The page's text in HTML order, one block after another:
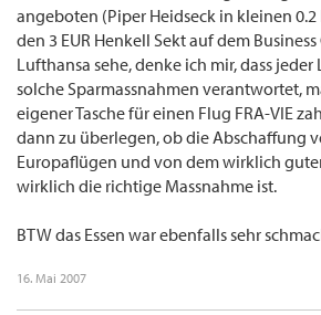
angeboten (Piper Heidseck in kleinen 0.2
den 3 EUR Henkell Sekt auf dem Business
Lufthansa sehe, denke ich mir, dass
solche Sparmassnahmen verantwortet,
eigener Tasche für einen Flug FRA-VIE
dann zu überlegen, ob die Abschaffung
Europaflügen und von dem wirklich
wirklich die richtige Massnahme ist.
BTW das Essen war ebenfalls sehr
16. Mai 2007